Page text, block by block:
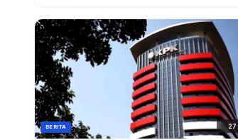
BERITA 27